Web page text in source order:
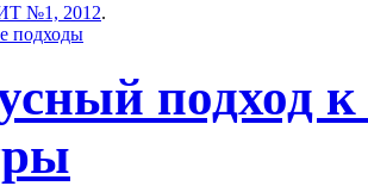
№1, 2012.
подходы
подход